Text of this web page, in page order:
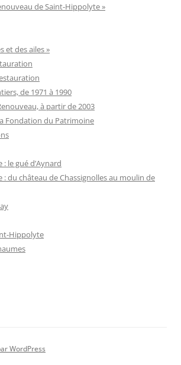
de Saint-Hippolyte »
et des ailes »
de 1971 à 1990
à partir de 2003
Fondation du Patrimoine
le gué d’Aynard
: du château de Chassignolles au moulin de
Hippolyte
WordPress